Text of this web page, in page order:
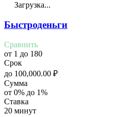
Загрузка...
Быстроденьги
Сравнить
от 1 до 180
Срок
до 100,000.00 ₽
Сумма
от 0% до 1%
Ставка
20 минут